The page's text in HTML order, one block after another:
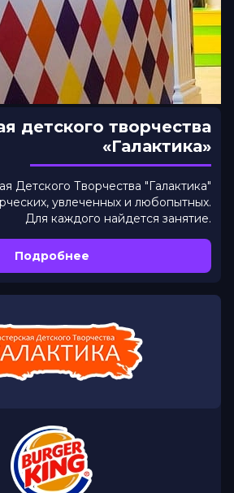
детского творчества
«Галактика»
Детского Творчества "Галактика"
увлеченных и любопытных.
Для каждого найдется занятие.
Подробнее